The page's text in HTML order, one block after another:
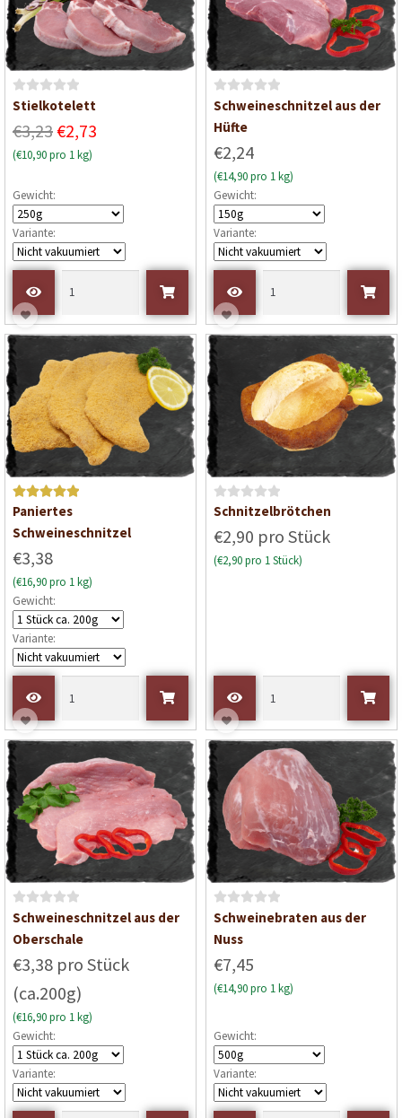
B
w
e
t
t
m
i
0
v
o
n
5
Stielkotelett
€3,23€2,73
(€10,90 pro 1 kg)
Gewicht:
Variante:
B
e
e
r
t
e
t
m
i
0
v
o
n
5
Schweineschnitzel aus der
Hüfte
€2,24
(€14,90 pro 1 kg)
Gewicht:
Variante:
Bewertet mit
5von 5
Paniertes
Schweineschnitzel
€3,38
(€16,90 pro 1 kg)
Gewicht:
Variante:
B
w
e
i
0
v
o
n
5
Schnitzelbrötchen
€2,90 pro Stück
(€2,90 pro 1 Stück)
B
e
e
r
e
t
m
i
t
Schweineschnitzel aus der
Oberschale
€3,38 pro Stück
(ca.200g)
(€16,90 pro 1 kg)
Gewicht:
Variante:
B
e
e
r
t
m
i
t
Schweinebraten aus der
Nuss
€7,45
(€14,90 pro 1 kg)
Gewicht:
Variante: